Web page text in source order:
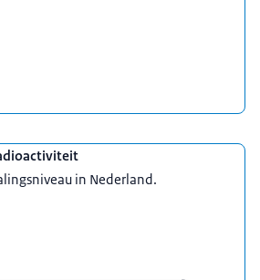
in Nederland.